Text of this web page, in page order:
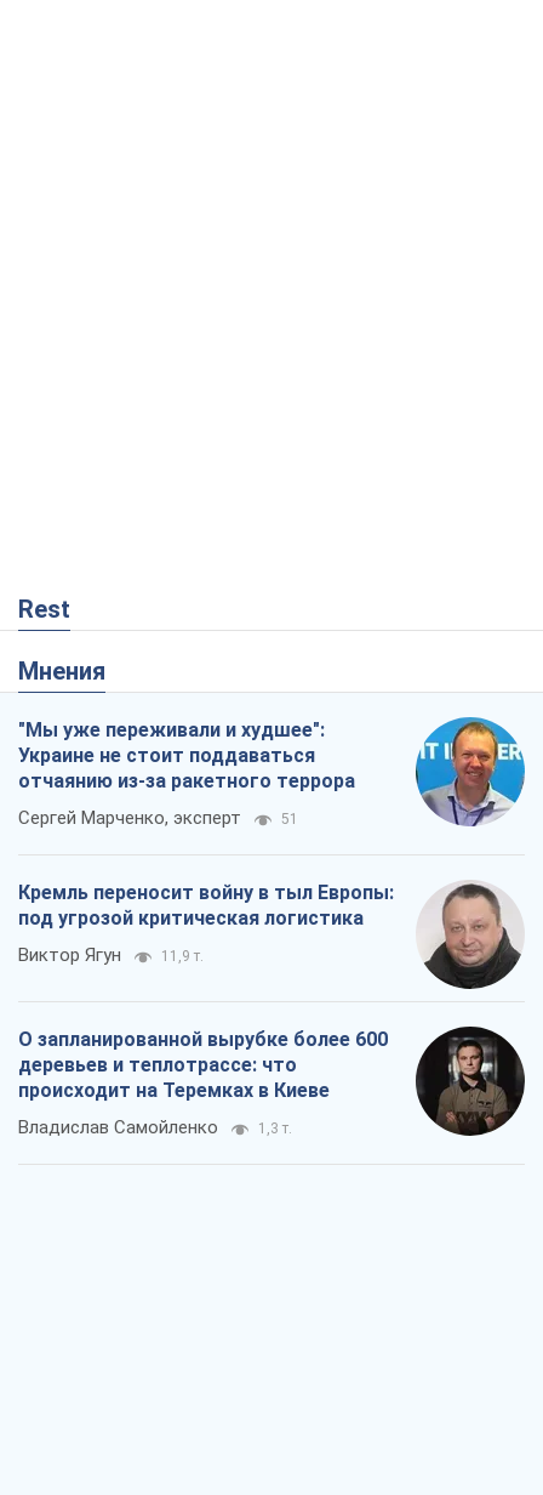
Rest
Мнения
"Мы уже переживали и худшее":
Украине не стоит поддаваться
отчаянию из-за ракетного террора
Сергей Марченко, эксперт 51
Кремль переносит войну в тыл Европы:
под угрозой критическая логистика
Виктор Ягун 11,9 т.
О запланированной вырубке более 600
деревьев и теплотрассе: что
происходит на Теремках в Киеве
Владислав Самойленко 1,3 т.